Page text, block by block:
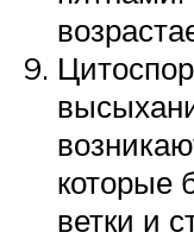
которые
ветки и